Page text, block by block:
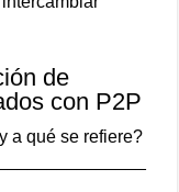
de
con P2P
a qué se refiere?